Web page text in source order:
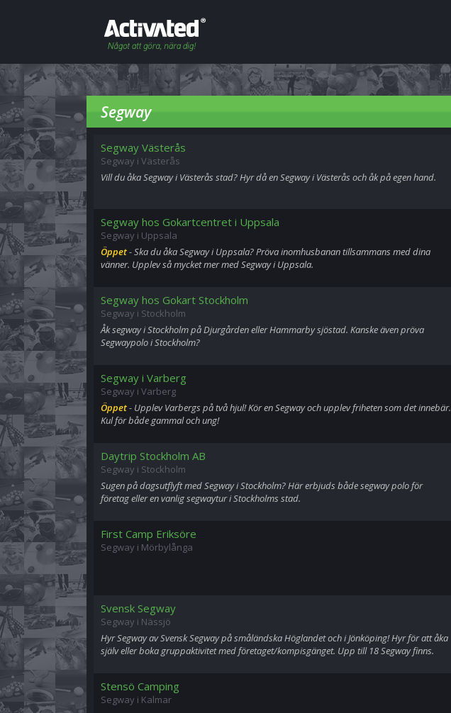
Segway
Segway Västerås
Segway i Västerås
Vill du åka Segway i Västerås stad? Hyr då en Segway i Västerås och åk på egen hand.
Segway hos Gokartcentret i Uppsala
Segway i Uppsala
Öppet- Ska du åka Segway i Uppsala? Pröva inomhusbanan tillsammans med dina
vänner. Upplev så mycket mer med Segway i Uppsala.
Segway hos Gokart Stockholm
Segway i Stockholm
Åk segway i Stockholm på Djurgården eller Hammarby sjöstad. Kanske även pröva
Segwaypolo i Stockholm?
Segway i Varberg
Segway i Varberg
Öppet- Upplev Varbergs på två hjul! Kör en Segway och upplev friheten som det innebär.
Kul för både gammal och ung!
Daytrip Stockholm AB
Segway i Stockholm
Sugen på dagsutflyft med Segway i Stockholm? Här erbjuds både segway polo för
företag eller en vanlig segwaytur i Stockholms stad.
First Camp Eriksöre
Segway i Mörbylånga
Svensk Segway
Segway i Nässjö
Hyr Segway av Svensk Segway på småländska Höglandet och i Jönköping! Hyr för att åka
själv eller boka gruppaktivitet med företaget/kompisgänget. Upp till 18 Segway finns.
Stensö Camping
Segway i Kalmar